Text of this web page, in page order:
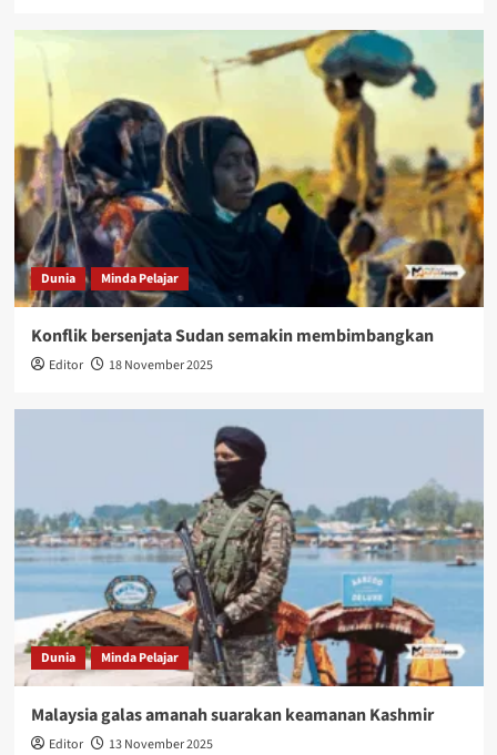
Dunia Minda Pelajar
Konflik bersenjata Sudan semakin membimbangkan
Editor 18 November 2025
Dunia Minda Pelajar
Malaysia galas amanah suarakan keamanan Kashmir
Editor 13 November 2025